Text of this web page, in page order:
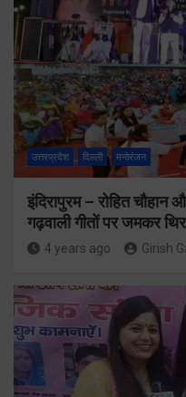
उत्तरप्रदेश दिल्ली मनोरंजन
इंदिरापुरम – रोहित चौहान
गढ़वाली गीतों पर जमकर
4 years ago Girish